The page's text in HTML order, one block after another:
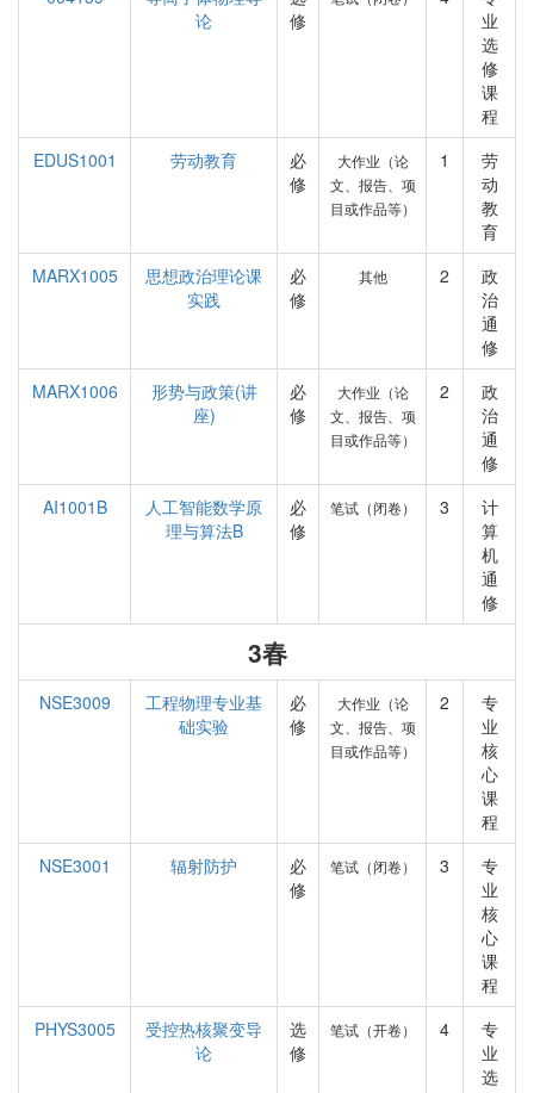
论
修
业
选
修
课
程
EDUS1001
劳动教育
必
修
大作业（论
文、报告、项
目或作品等）
1
劳
动
教
育
MARX1005
思想政治理论课
实践
必
修
其他 2
政
治
通
修
MARX1006
形势与政策(讲
座)
必
修
大作业（论
文、报告、项
目或作品等）
2
政
治
通
修
AI1001B
人工智能数学原
理与算法B
必
修
笔试（闭卷） 3
计
算
机
通
修
3春
NSE3009
工程物理专业基
础实验
必
修
大作业（论
文、报告、项
目或作品等）
2
专
业
核
心
课
程
NSE3001
辐射防护
必
修
笔试（闭卷） 3
专
业
核
心
课
程
PHYS3005
受控热核聚变导
论
选
修
笔试（开卷） 4
专
业
选